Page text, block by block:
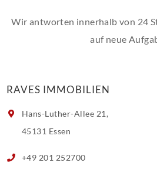
Wir antworten innerhalb von 24
auf neue
RAVES IMMOBILIEN
Hans-Luther-Allee 21,
45131 Essen
+49 201 252700